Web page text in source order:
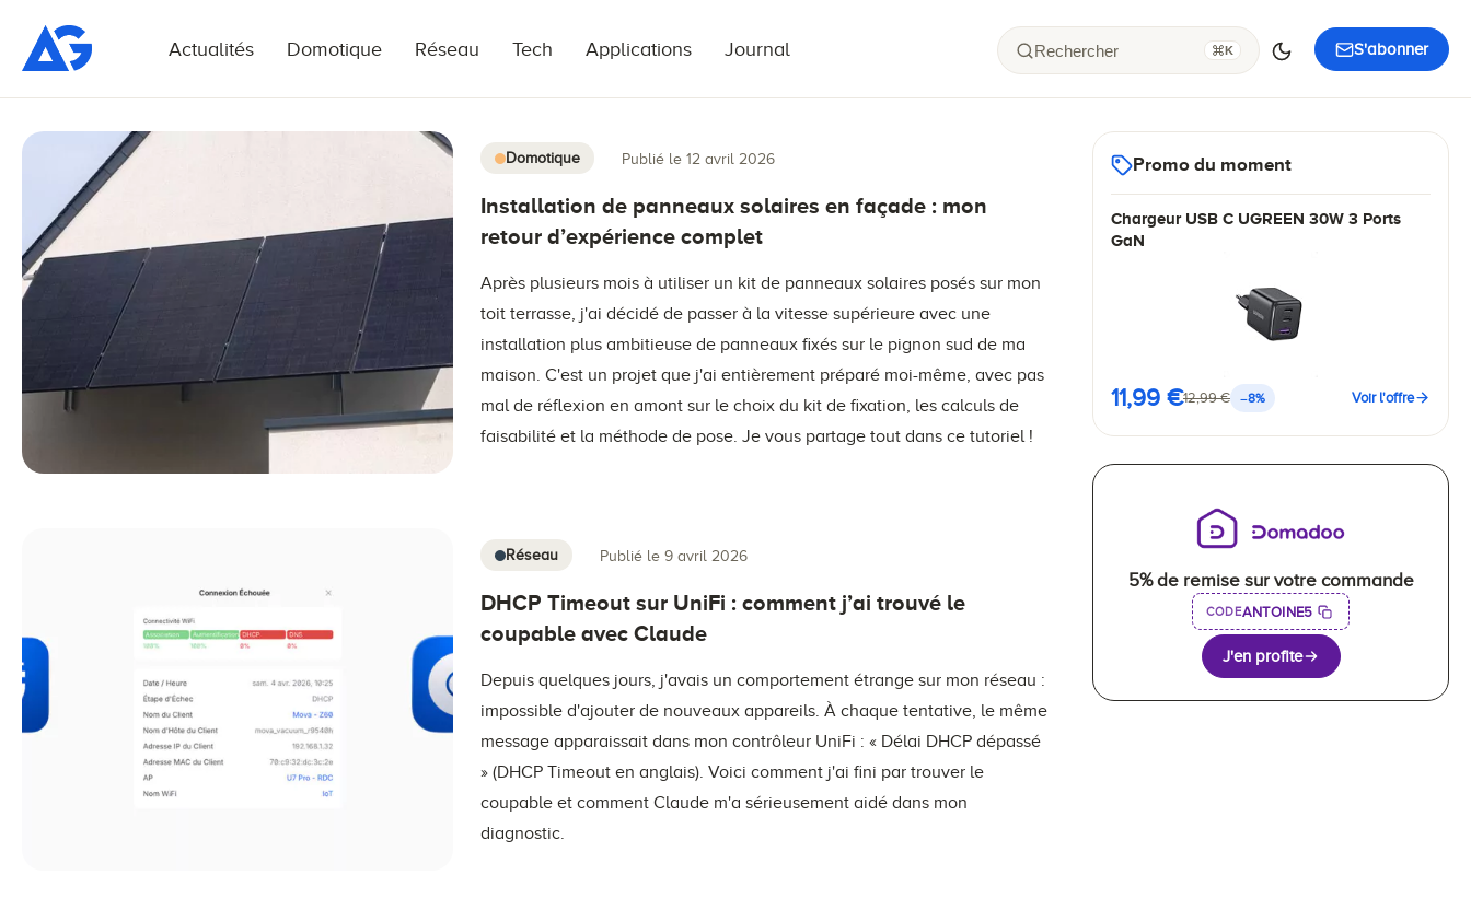
S'abonner
Rechercher K
Actualités Domotique Réseau Tech Applications Journal
Domotique Publié le 12 avril 2026
Installation de panneaux solaires en façade : mon
retour d’expérience complet
Après plusieurs mois à utiliser un kit de panneaux solaires posés sur mon
toit terrasse, j'ai décidé de passer à la vitesse supérieure avec une
installation plus ambitieuse de panneaux fixés sur le pignon sud de ma
maison. C'est un projet que j'ai entièrement préparé moi-même, avec pas
mal de réflexion en amont sur le choix du kit de fixation, les calculs de
faisabilité et la méthode de pose. Je vous partage tout dans ce tutoriel !
Réseau Publié le 9 avril 2026
DHCP Timeout sur UniFi : comment j’ai trouvé le
coupable avec Claude
Depuis quelques jours, j'avais un comportement étrange sur mon réseau :
impossible d'ajouter de nouveaux appareils. À chaque tentative, le même
message apparaissait dans mon contrôleur UniFi : « Délai DHCP dépassé
» (DHCP Timeout en anglais). Voici comment j'ai fini par trouver le
coupable et comment Claude m'a sérieusement aidé dans mon
diagnostic.
Promo du moment
Chargeur USB C UGREEN 30W 3 Ports
GaN
11,99 €12,99 € −8% Voir l'offre
5% de remise sur votre commande
CODEANTOINE5
J'en profite